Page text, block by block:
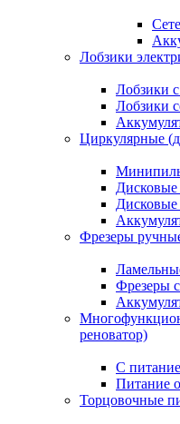
Лобзики
Лобзики
Лобзики
Циркулярные
Фрезеры
Фрезеры
реноватор)
С
Питание
Торцовочные